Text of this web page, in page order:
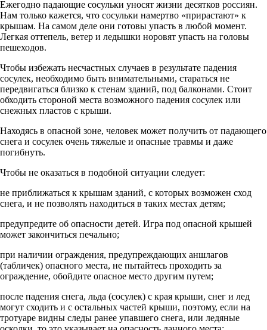
Ежегодно падающие сосульки уносят жизни десятков россиян.
Нам только кажется, что сосульки намертво «прирастают» к
крышам. На самом деле они готовы упасть в любой момент.
Легкая оттепель, ветер и ледышки норовят упасть на головы
пешеходов.
Чтобы избежать несчастных случаев в результате падения
сосулек, необходимо быть внимательными, стараться не
передвигаться близко к стенам зданий, под балконами. Стоит
обходить стороной места возможного падения сосулек или
снежных пластов с крыши.
Находясь в опасной зоне, человек может получить от падающего
снега и сосулек очень тяжелые и опасные травмы и даже
погибнуть.
Чтобы не оказаться в подобной ситуации следует:
не приближаться к крышам зданий, с которых возможен сход
снега, и не позволять находиться в таких местах детям;
предупредите об опасности детей. Игра под опасной крышей
может закончиться печально;
при наличии ограждения, предупреждающих аншлагов
(табличек) опасного места, не пытайтесь проходить за
ограждение, обойдите опасное место другим путем;
после падения снега, льда (сосулек) с края крыши, снег и лед
могут сходить и с остальных частей крыши, поэтому, если на
тротуаре видны следы ранее упавшего снега, или ледяные